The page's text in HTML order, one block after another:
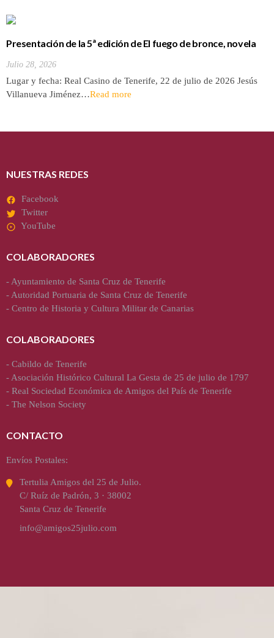
Presentación de la 5ª edición de El fuego de bronce, novela
Julio 28, 2026
Lugar y fecha: Real Casino de Tenerife, 22 de julio de 2026 Jesús
Villanueva Jiménez…Read more
NUESTRAS REDES
Facebook
Twitter
YouTube
COLABORADORES
-Ayuntamiento de Santa Cruz de Tenerife
-Autoridad Portuaria de Santa Cruz de Tenerife
- Centro de Historia y Cultura Militar de Canarias
COLABORADORES
- Cabildo de Tenerife
-Asociación Histórico Cultural La Gesta de 25 de julio de 1797
- Real Sociedad Económica de Amigos del País de Tenerife
- The Nelson Society
CONTACTO
Envíos Postales:
Tertulia Amigos del 25 de Julio.
C/ Ruíz de Padrón, 3 · 38002
Santa Cruz de Tenerife
info@amigos25julio.com